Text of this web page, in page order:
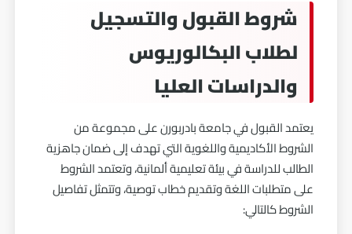
شروط القبول والتسجيل
لطلاب البكالوريوس
والدراسات العليا
يعتمد القبول في جامعة بادربورن على مجموعة من
الشروط الأكاديمية واللغوية التي تهدف إلى ضمان جاهزية
الطالب للدراسة في بيئة تعليمية ألمانية، وتعتمد الشروط
على متطلبات اللغة وتقديم خطاب توصية، وتتمثل تفاصيل
الشروط كالتالي: